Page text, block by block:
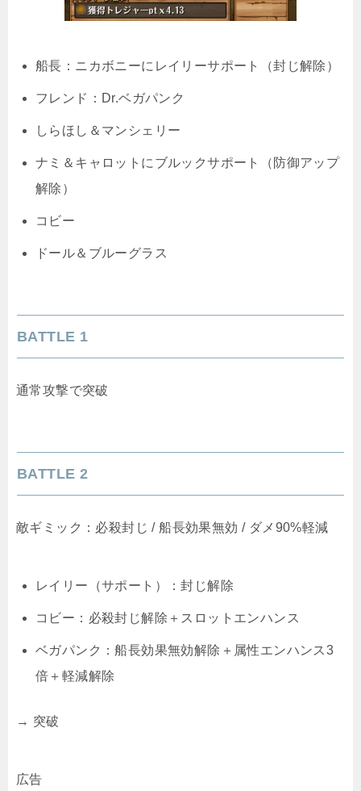
船長：ニカボニーにレイリーサポート（封じ解除）
フレンド：Dr.ベガパンク
しらほし＆マンシェリー
ナミ＆キャロットにブルックサポート（防御アップ
解除）
コビー
ドール＆ブルーグラス
BATTLE 1
通常攻撃で突破
BATTLE 2
敵ギミック：必殺封じ / 船長効果無効 / ダメ90%軽減
レイリー（サポート）：封じ解除
コビー：必殺封じ解除＋スロットエンハンス
ベガパンク：船長効果無効解除＋属性エンハンス3
倍＋軽減解除
→ 突破
広告